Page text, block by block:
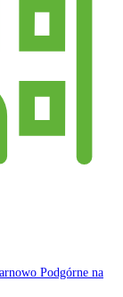
Podgórne na